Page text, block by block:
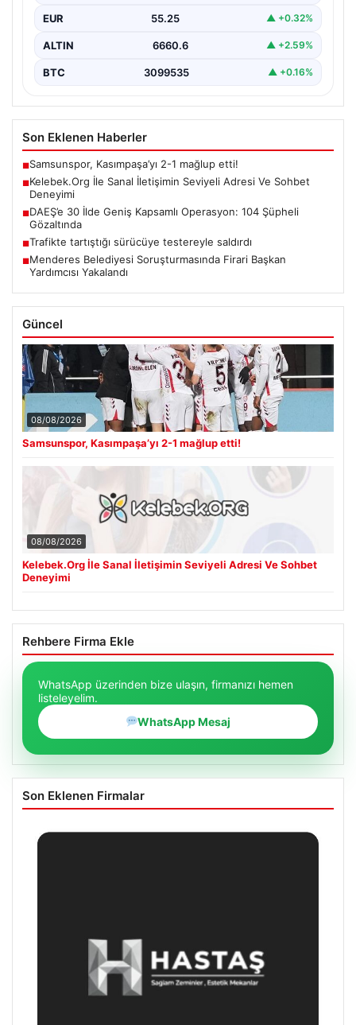
EUR 55.25 ▲ +0.32%
ALTIN 6660.6 ▲ +2.59%
BTC 3099535 ▲ +0.16%
Son Eklenen Haberler
■Samsunspor, Kasımpaşa’yı 2-1 mağlup etti!
■Kelebek.Org İle Sanal İletişimin Seviyeli Adresi Ve Sohbet
Deneyimi
■DAEŞ’e 30 İlde Geniş Kapsamlı Operasyon: 104 Şüpheli
Gözaltında
■Trafikte tartıştığı sürücüye testereyle saldırdı
■Menderes Belediyesi Soruşturmasında Firari Başkan
Yardımcısı Yakalandı
Güncel
08/08/2026
Samsunspor, Kasımpaşa’yı 2-1 mağlup etti!
08/08/2026
Kelebek.Org İle Sanal İletişimin Seviyeli Adresi Ve Sohbet
Deneyimi
Rehbere Firma Ekle
WhatsApp üzerinden bize ulaşın, firmanızı hemen
listeleyelim.
WhatsApp Mesaj
Son Eklenen Firmalar